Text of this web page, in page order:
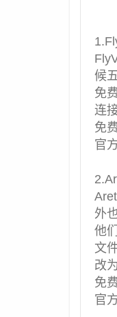
候
免
连
免
官
外
他
文
改
免
官